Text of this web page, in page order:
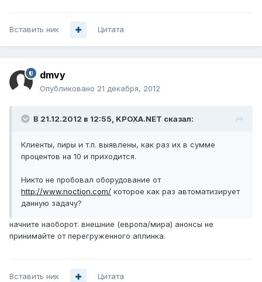
Вставить ник Цитата
dmvy
Опубликовано 21 декабря, 2012
В 21.12.2012 в 12:55, KPOXA.NET сказал:
Клиенты, пиры и т.п. выявлены, как раз их в сумме
процентов на 10 и приходится.
Никто не пробовал оборудование от
http://www.noction.com/ которое как раз автоматизирует
данную задачу?
начните наоборот. внешние (европа/мира) анонсы не
принимайте от перегруженного аплинка.
Вставить ник Цитата